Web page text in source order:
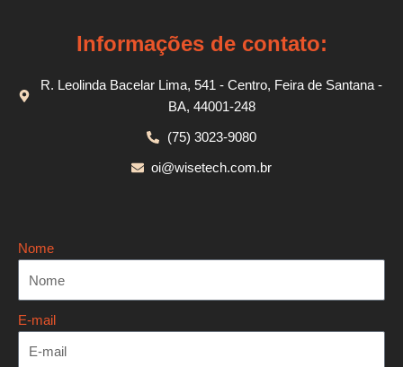
Informações de contato:
R. Leolinda Bacelar Lima, 541 - Centro, Feira de Santana -
BA, 44001-248
(75) 3023-9080
oi@wisetech.com.br
Nome
E-mail